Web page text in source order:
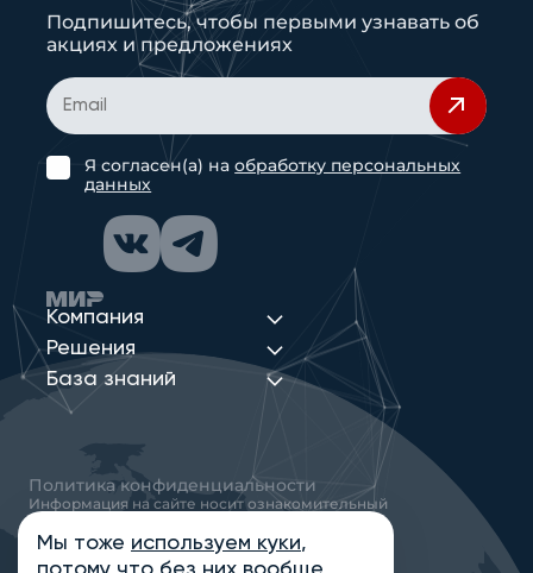
Компания
Решения
База знаний
Подпишитесь, чтобы первыми узнавать об
акциях и предложениях
Я согласен(а) наобработку персональных
данных
Политика конфиденциальности
Информация на сайте носит ознакомительный
характер и не является публичной офертой,
определяемой положениями статьи 437
Гражданского кодекса РФ
Мы тоже используем куки,